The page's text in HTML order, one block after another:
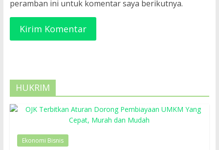
peramban ini untuk komentar saya berikutnya.
HUKRIM
Ekonomi Bisnis